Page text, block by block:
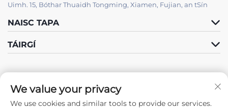
Uimh. 15, Bóthar Thuaidh Tongming, Xiamen, Fujian, an tSín
NAISC TAPA
TÁIRGÍ
We value your privacy
We use cookies and similar tools to provide our services.